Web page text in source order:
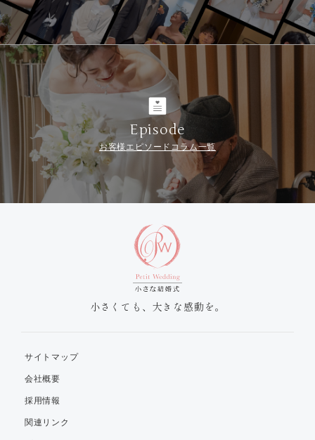
Episode
お客様エピソードコラム一覧
小さくても、大きな感動を。
サイトマップ
会社概要
採用情報
関連リンク